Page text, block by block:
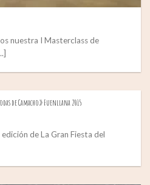
nuestra I Masterclass de
de Camacho» Fuenllana 2015
de La Gran Fiesta del